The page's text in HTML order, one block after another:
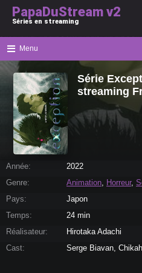
PapaDuStream v2
Séries en streaming
Menu
Série
streaming
Année:
2022
Genre:
Animation, Horreur,
Pays:
Japon
Temps:
24 min
Réalisateur:
Hirotaka Adachi
Cast:
Serge Biavan,